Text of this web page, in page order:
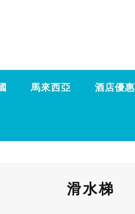
馬來西亞 酒店優惠
滑水梯